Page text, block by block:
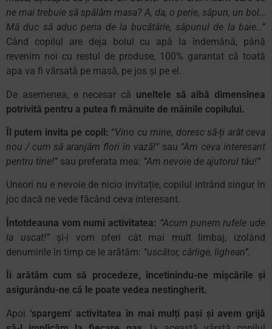
ne mai trebuie să spălăm masa? A, da, o perie, săpun, un bol…
Mă duc să aduc peria de la bucătărie, săpunul de la baie…”
Când copilul are deja bolul cu apă la îndemână, până
revenim noi cu restul de produse, 100% garantat că toată
apa va fi vărsată pe masă, pe jos și pe el.
De asemenea, e necesar că uneltele să aibă dimensinea
potrivită pentru a putea fi mânuite de mâinile copilului.
Îl putem invita pe copil: “Vino cu mine, doresc să-ți arăt ceva
nou / cum să aranjăm flori în vază!”sau “Am ceva interesant
pentru tine!” sau preferata mea: “Am nevoie de ajutorul tău!”
Uneori nu e nevoie de nicio invitație, copilul intrând singur în
joc dacă ne vede făcând ceva interesant.
Întotdeauna vom numi activitatea: “Acum punem rufele ude
la uscat!”și-i vom oferi cât mai mult limbaj, izolând
denumirile în timp ce le arătăm: “uscător, cârlige, lighean”.
Îi arătăm cum să procedeze, încetinindu-ne mișcările și
asigurându-ne că le poate vedea nestingherit.
Apoi ‘spargem’ activitatea în mai mulți pași și avem grijă